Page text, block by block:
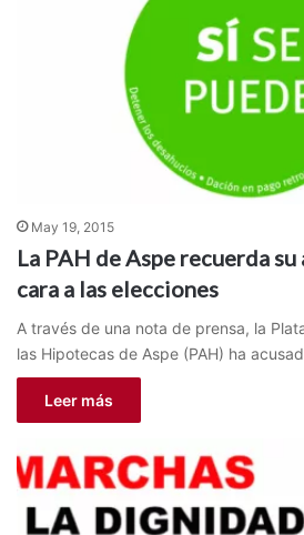
May 19, 2015
La PAH de Aspe recuerda
cara a las elecciones
A través de una nota de prensa, la
las Hipotecas de Aspe (PAH) ha
Leer más